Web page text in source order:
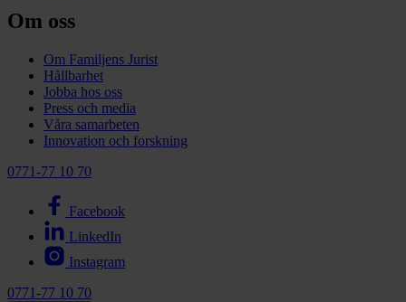
Om oss
Om Familjens Jurist
Hållbarhet
Jobba hos oss
Press och media
Våra samarbeten
Innovation och forskning
0771-77 10 70
Facebook
LinkedIn
Instagram
0771-77 10 70